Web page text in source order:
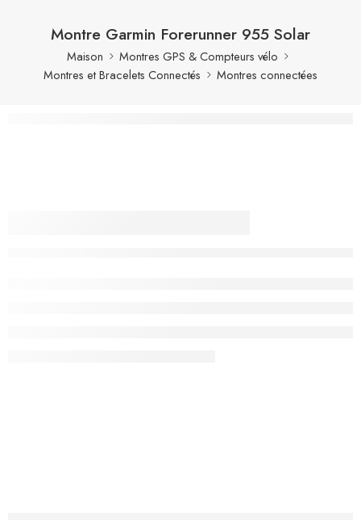
Montre Garmin Forerunner 955 Solar
Maison
Montres GPS & Compteurs vélo
Montres et Bracelets Connectés
Montres connectées